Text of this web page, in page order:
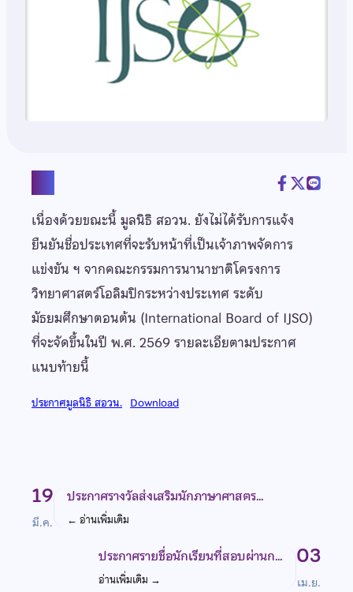
เนื่องด้วยขณะนี้ มูลนิธิ สอวน. ยังไม่ได้รับการแจ้ง
ยืนยันชื่อประเทศที่จะรับหน้าที่เป็นเจ้าภาพจัดการ
แข่งขัน ฯ จากคณะกรรมการนานาชาติโครงการ
วิทยาศาสตร์โอลิมปิกระหว่างประเทศ ระดับ
มัธยมศึกษาตอนต้น (International Board of IJSO)
ที่จะจัดขึ้นในปี พ.ศ. 2569 รายละเอียตามประกาศ
แนบท้ายนี้
ประกาศมูลนิธิ สอวน. Download
19
มี.ค.
ประกาศรางวัลส่งเสริมนักภาษาศาสตร…
← อ่านเพิ่มเติม
03
เม.ย.
ประกาศรายชื่อนักเรียนที่สอบผ่านก…
อ่านเพิ่มเติม →